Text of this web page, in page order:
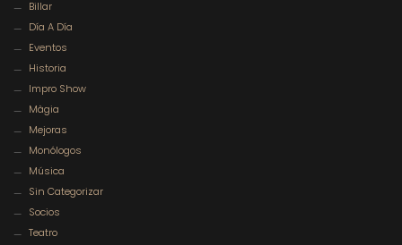
Billar
Día A Día
Eventos
Historia
Impro Show
Màgia
Mejoras
Monólogos
Música
Sin Categorizar
Socios
Teatro